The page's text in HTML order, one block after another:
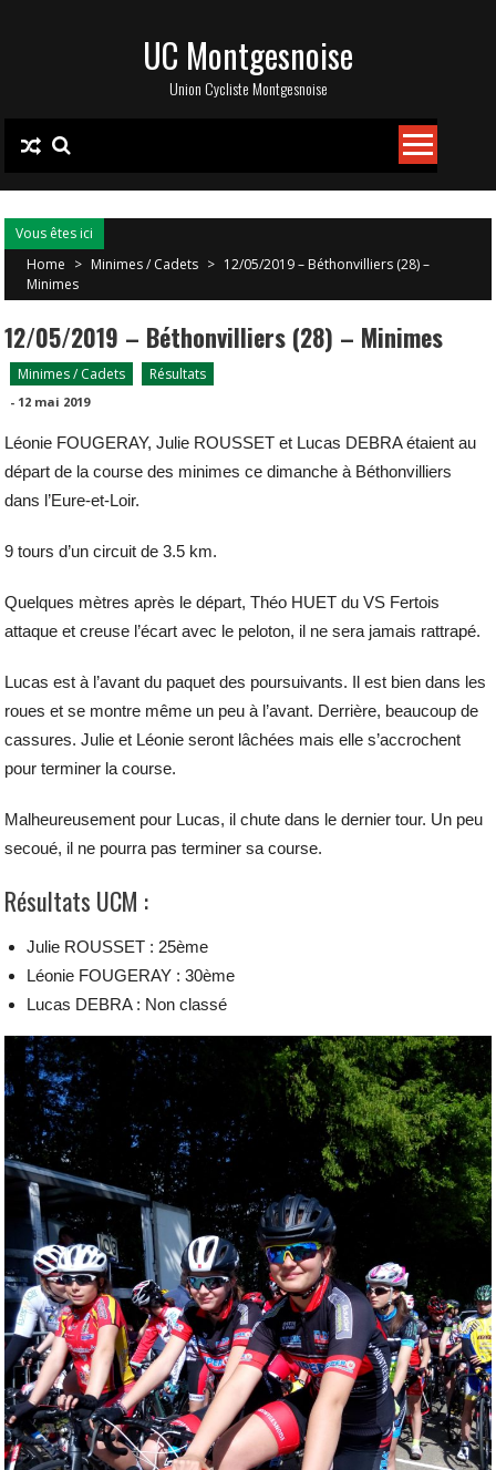
UC Montgesnoise
Union Cycliste Montgesnoise
Vous êtes ici
Home > Minimes / Cadets > 12/05/2019 – Béthonvilliers (28) –
Minimes
12/05/2019 – Béthonvilliers (28) – Minimes
Minimes / Cadets Résultats
- 12 mai 2019
Léonie FOUGERAY, Julie ROUSSET et Lucas DEBRA étaient au
départ de la course des minimes ce dimanche à Béthonvilliers
dans l’Eure-et-Loir.
9 tours d’un circuit de 3.5 km.
Quelques mètres après le départ, Théo HUET du VS Fertois
attaque et creuse l’écart avec le peloton, il ne sera jamais rattrapé.
Lucas est à l’avant du paquet des poursuivants. Il est bien dans les
roues et se montre même un peu à l’avant. Derrière, beaucoup de
cassures. Julie et Léonie seront lâchées mais elle s’accrochent
pour terminer la course.
Malheureusement pour Lucas, il chute dans le dernier tour. Un peu
secoué, il ne pourra pas terminer sa course.
Résultats UCM :
Julie ROUSSET : 25ème
Léonie FOUGERAY : 30ème
Lucas DEBRA : Non classé